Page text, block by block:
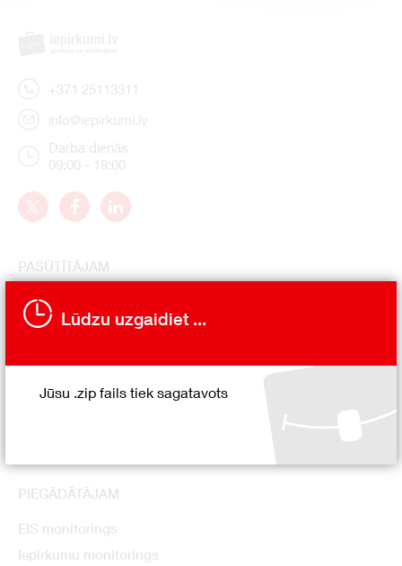
Lūdzu uzgaidiet ...
Jūsu .zip fails tiek sagatavots
+371 25113311
info@iepirkumi.lv
Darba dienās
09:00 - 18:00
PASŪTĪTĀJAM
Iepirkumu izsludināšana
Kāpēc izsludināt?
Vadība un konsultācijas
PIEGĀDĀTĀJAM
EIS monitorings
Iepirkumu monitorings